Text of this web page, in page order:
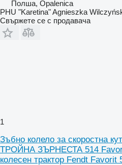
Полша, Opalenica
PHU "Karetina" Agnieszka
Свържете се с продавача
1
Зъбно колело за скоростна
ТРОЙНА ЗЪРНЕСТА 514
колесен трактор Fendt Favorit